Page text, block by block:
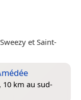
et Saint-
10 km au sud-